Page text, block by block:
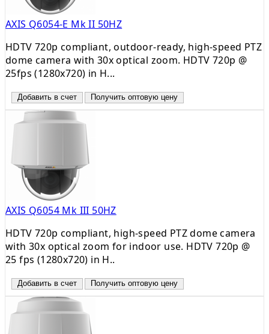
AXIS Q6054-E Mk II 50HZ
HDTV 720p compliant, outdoor-ready, high-speed PTZ
dome camera with 30x optical zoom. HDTV 720p @
25fps (1280x720) in H...
Добавить в счет Получить оптовую цену
AXIS Q6054 Mk III 50HZ
HDTV 720p compliant, high-speed PTZ dome camera
with 30x optical zoom for indoor use. HDTV 720p @
25 fps (1280x720) in H..
Добавить в счет Получить оптовую цену